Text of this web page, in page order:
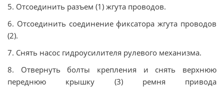
5. Отсоединить разъем (1) жгута проводов.
6. Отсоединить соединение фиксатора жгута проводов
(2).
7. Снять насос гидроусилителя рулевого механизма.
8. Отвернуть болты крепления и снять верхнюю
переднюю крышку (3) ремня привода